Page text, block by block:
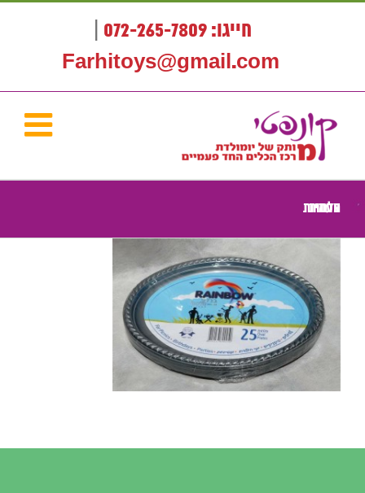
דלג
חייגו: 072-265-7809
Farhitoys@gmail.com
צלחות חד פעמיות